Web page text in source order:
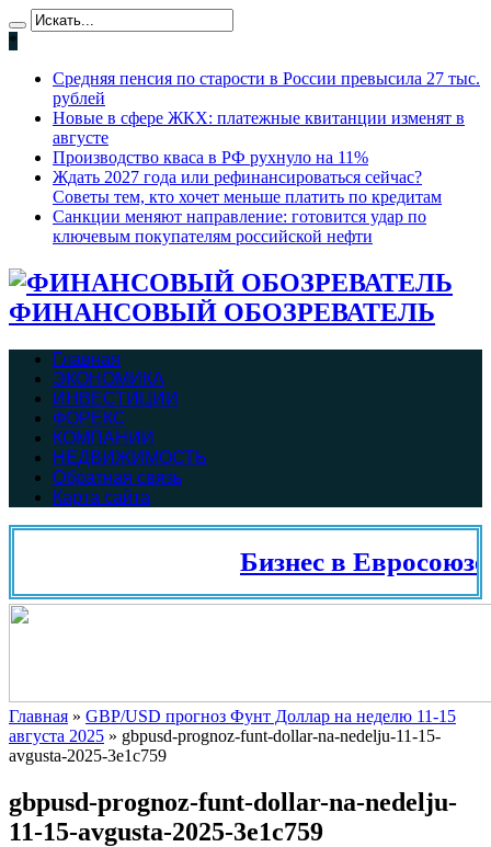
*
Средняя пенсия по старости в России превысила 27 тыс.
рублей
Новые в сфере ЖКХ: платежные квитанции изменят в
августе
Производство кваса в РФ рухнуло на 11%
Ждать 2027 года или рефинансироваться сейчас?
Советы тем, кто хочет меньше платить по кредитам
Санкции меняют направление: готовится удар по
ключевым покупателям российской нефти
ФИНАНСОВЫЙ ОБОЗРЕВАТЕЛЬ
Главная
ЭКОНОМИКА
ИНВЕСТИЦИИ
ФОРЕКС
КОМПАНИИ
НЕДВИЖИМОСТЬ
Обратная связь
Карта сайта
Бизнес в
Главная » GBP/USD прогноз Фунт Доллар на неделю 11-15
августа 2025 » gbpusd-prognoz-funt-dollar-na-nedelju-11-15-
avgusta-2025-3e1c759
gbpusd-prognoz-funt-dollar-na-nedelju-
11-15-avgusta-2025-3e1c759